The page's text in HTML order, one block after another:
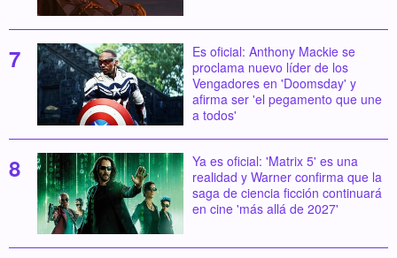
Es oficial: Anthony Mackie se
proclama nuevo líder de los
Vengadores en 'Doomsday' y
afirma ser 'el pegamento que une
a todos'
Ya es oficial: 'Matrix 5' es una
realidad y Warner confirma que la
saga de ciencia ficción continuará
en cine 'más allá de 2027'